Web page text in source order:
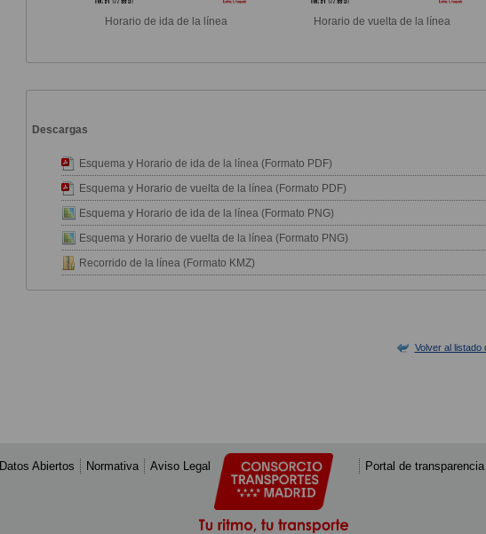
Horario de ida de la línea Horario de vuelta de la línea
Descargas
Esquema y Horario de ida de la línea (Formato PDF)
Esquema y Horario de vuelta de la línea (Formato PDF)
Esquema y Horario de ida de la línea (Formato PNG)
Esquema y Horario de vuelta de la línea (Formato PNG)
Recorrido de la línea (Formato KMZ)
Volver al listado
Datos Abiertos Normativa Aviso Legal Portal de transparencia